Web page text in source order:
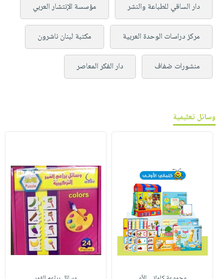
دار الساقي للطباعة والنشر مؤسسة الإنتشار العربي
مركز دراسات الوحدة العربية مكتبة لبنان ناشرون
منشورات ضفاف دار الفكر المعاصر
وسائل تعليمية